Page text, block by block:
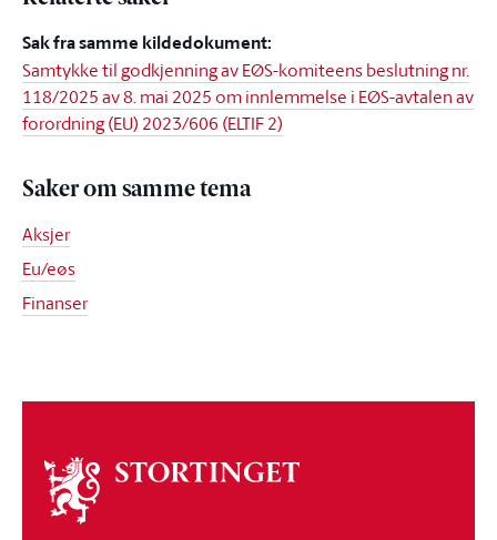
Sak fra samme kildedokument:
Samtykke til godkjenning av EØS-komiteens beslutning nr.
118/2025 av 8. mai 2025 om innlemmelse i EØS-avtalen av
forordning (EU) 2023/606 (ELTIF 2)
Saker om samme tema
Aksjer
Eu/eøs
Finanser
Om
stortinget